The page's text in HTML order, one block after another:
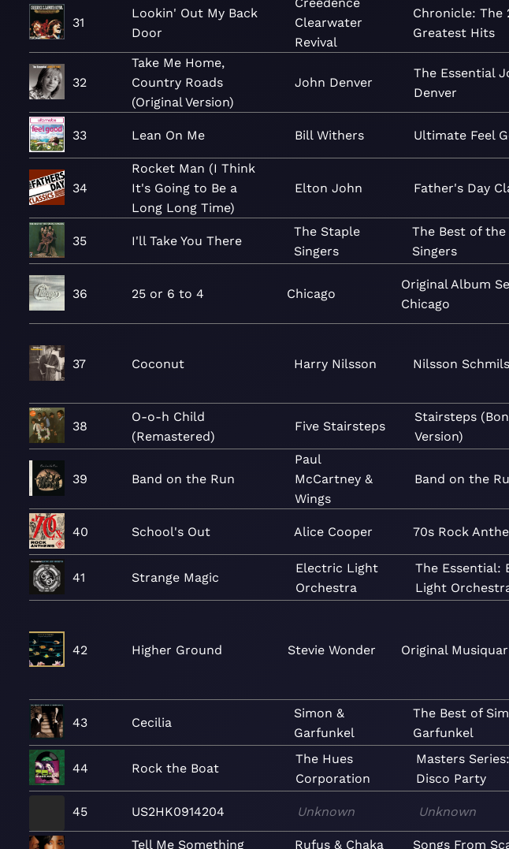
31
Lookin' Out My Back
Door
Clearwater
Revival
Chronicle: The
Greatest Hits
32
Take Me Home,
Country Roads
(Original Version)
John Denver
The Essential
Denver
33 Lean On Me Bill Withers Ultimate Feel
34
Rocket Man (I Think
It's Going to Be a
Long Long Time)
Elton John Father's Day
35 I'll Take You There
The Staple
Singers
The Best of
Singers
36 25 or 6 to 4 Chicago
Original Album
Chicago
37 Coconut Harry Nilsson Nilsson
38
O-o-h Child
(Remastered)
Five Stairsteps
Stairsteps
Version)
39 Band on the Run
Paul
McCartney &
Wings
Band on the
40 School's Out Alice Cooper 70s Rock
41 Strange Magic
Electric Light
Orchestra
The Essential:
Light
42 Higher Ground Stevie Wonder Original
43 Cecilia
Simon &
Garfunkel
The Best of
Garfunkel
44 Rock the Boat
The Hues
Corporation
Masters
Disco Party
45 US2HK0914204 Unknown Unknown
Tell Me Something Rufus & Chaka Songs From